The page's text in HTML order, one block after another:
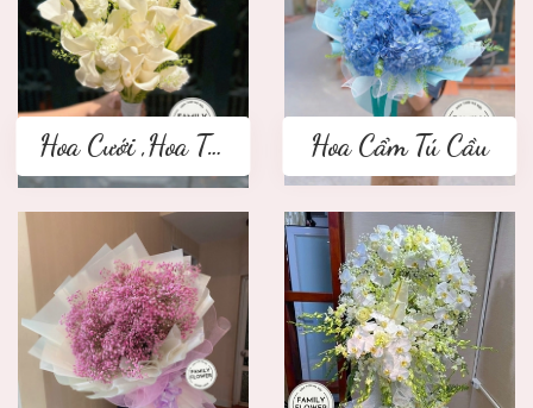
Hoa Cưới ,Hoa Tay Cầm Cô Dâu Hoa Cẩm Tú Cầu